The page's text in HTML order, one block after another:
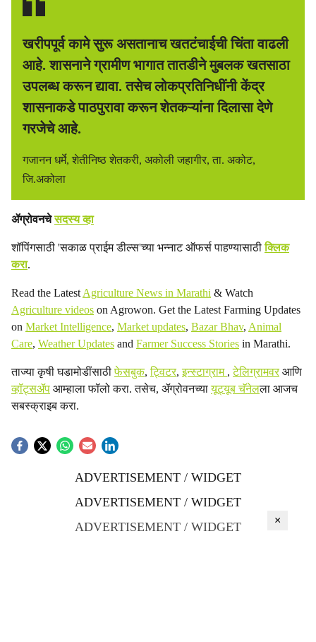
खरीपपूर्व कामे सुरू असतानाच खतटंचाईची चिंता वाढली
आहे. शासनाने ग्रामीण भागात तातडीने मुबलक खतसाठा
उपलब्ध करून द्यावा. तसेच लोकप्रतिनिधींनी केंद्र
शासनाकडे पाठपुरावा करून शेतकऱ्यांना दिलासा देणे
गरजेचे आहे.
गजानन धर्मे, शेतीनिष्ठ शेतकरी, अकोली जहागीर, ता. अकोट,
जि.अकोला
ॲग्रोवनचेसदस्य व्हा
शॉपिंगसाठी 'सकाळ प्राईम डील्स'च्या भन्नाट ऑफर्स पाहण्यासाठीक्लिक
करा.
Read the Latest Agriculture News in Marathi & Watch
Agriculture videos on Agrowon. Get the Latest Farming Updates
on Market Intelligence, Market updates, Bazar Bhav, Animal
Care, Weather Updates and Farmer Success Stories in Marathi.
ताज्या कृषी घडामोडींसाठीफेसबुक,ट्विटर,इन्स्टाग्राम ,टेलिग्रामवरआणि
व्हॉट्सॲप आम्हाला फॉलो करा. तसेच, ॲग्रोवनच्यायूट्यूब चॅनेलला आजच
सबस्क्राइब करा.
ADVERTISEMENT / WIDGET
ADVERTISEMENT / WIDGET
ADVERTISEMENT / WIDGET
×